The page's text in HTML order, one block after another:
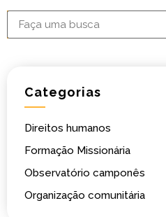
Categorias
Direitos humanos
Formação Missionária
Observatório camponês
Organização comunitária